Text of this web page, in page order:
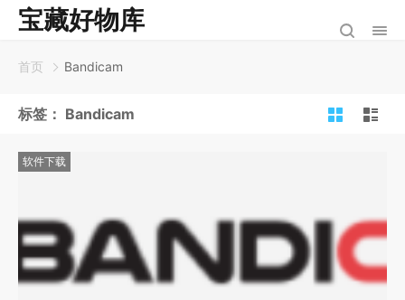
宝藏好物库
首页 Bandicam
标签： Bandicam
软件下载